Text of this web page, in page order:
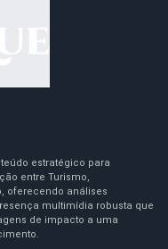
estratégico para
entre Turismo,
oferecendo análises
multimídia robusta que
de impacto a uma